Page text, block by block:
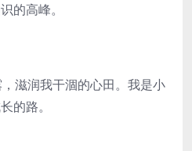
的高峰。
滋润我干涸的心田。我是小
的路。